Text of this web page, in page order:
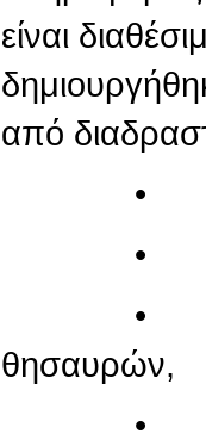
είναι
από
• Τους
• Τα
• Τους
θησαυρών,
•